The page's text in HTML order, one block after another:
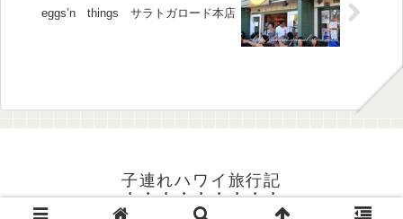
eggs’n things サラトガロード本店
子連れハワイ旅行記